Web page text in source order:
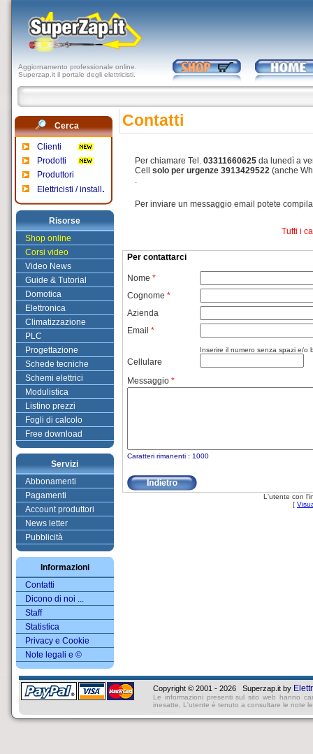
Aggiornamento professionale online.
Superzap.it il portale degli elettricisti.
Cerca
Clienti
Prodotti
Produttori
Elettricisti / install .
Risorse
Shop online
Corsi video
Video News
Guide & Tutorial
Domotica
Elettronica
Climatizzazione
PLC
Progettazione
Schede tecniche
Schemi elettrici
Modulistica
Listino prezzi
Fogli di calcolo
Free download
Servizi
Abbonamenti
Pagamenti
Account produttori
News letter
Pubblicità
Informazioni
Contatti
Dicono di noi ...
Staff
Statistica
Privacy e Cookie
Note legali e ©
Contatti
Per chiamare Tel. 03311660625da lunedì a
Cell solo per urgenze 3913429522(anche
.
Per inviare un messaggio email potete
Tutti i
Per contattarci
Nome *
Cognome *
Azienda
Email *
Cellulare
Inserire il numero senza spazi e/o
Messaggio *
Caratteri rimanenti : 1000
L'utente con
[
Copyright © 2001 - 2026 Superzap.it by
Le informazioni presenti sul sito web hanno
inesatte, L'utente è tenuto a consultare le note